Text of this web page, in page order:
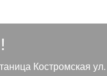
Костромская